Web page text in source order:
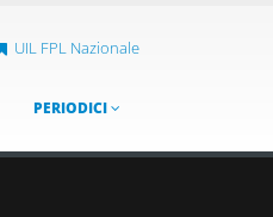
UIL FPL Nazionale
PERIODICI